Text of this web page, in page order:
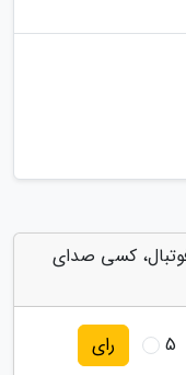
کسی صدای
5 رای